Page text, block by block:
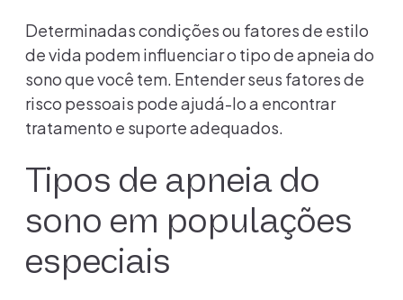
Determinadas condições ou fatores de estilo
de vida podem influenciar o tipo de apneia do
sono que você tem. Entender seus fatores de
risco pessoais pode ajudá-lo a encontrar
tratamento e suporte adequados.
Tipos de apneia do
sono em populações
especiais